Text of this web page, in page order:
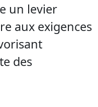
un levier
aux exigences
des